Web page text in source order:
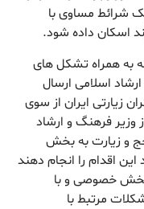
شرائط مساوی با
اسكان داده شود.
به همراه تشكل های
اسلامی ارسال
زیارتی ایران از سوی
وزیر فرهنگ و ارشاد
و زیارت به بخش
اقدام را انجام دهند
بخش خصوصی و با
مرتبط با